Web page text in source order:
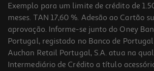
Exemplo para um limite de crédito de
meses. TAN 17,60 %. Adesão ao Cartão
aprovação. Informe-se junto do Oney
Portugal, registado no Banco de Portugal
Auchan Retail Portugal, S.A. atua na
Intermediário de Crédito a título